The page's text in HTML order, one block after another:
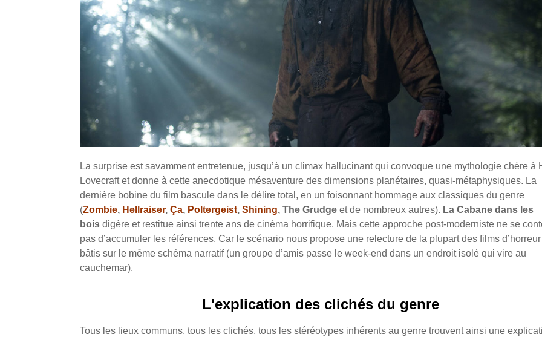
La surprise est savamment entretenue, jusqu’à un climax hallucinant qui convoque une mythologie chère à
Lovecraft et donne à cette anecdotique mésaventure des dimensions planétaires, quasi-métaphysiques. La
dernière bobine du film bascule dans le délire total, en un foisonnant hommage aux classiques du genre
(Zombie, Hellraiser, Ça, Poltergeist, Shining, The Grudge et de nombreux autres). La Cabane dans les
bois digère et restitue ainsi trente ans de cinéma horrifique. Mais cette approche post-moderniste ne se
pas d’accumuler les références. Car le scénario nous propose une relecture de la plupart des films d’horreur
bâtis sur le même schéma narratif (un groupe d’amis passe le week-end dans un endroit isolé qui vire au
cauchemar).
L'explication des clichés du genre
Tous les lieux communs, tous les clichés, tous les stéréotypes inhérents au genre trouvent ainsi une